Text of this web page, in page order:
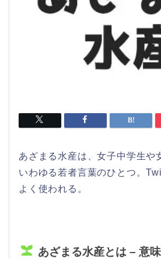
あざまる水産は、女子中学生や
いわゆる若者言葉のひとつ。
よく使われる。
あざまる水産とは – 意味